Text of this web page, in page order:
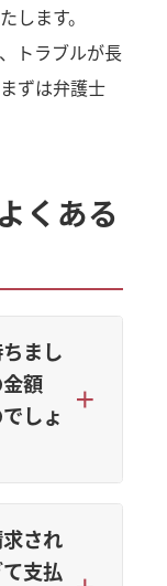
します。
トラブルが長
ずは弁護士
くある
まし
額
しょ
され
支払